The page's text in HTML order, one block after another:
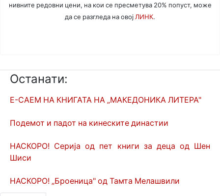
нивните редовни цени, на кои се пресметува 20% попуст, може
да се разгледа на овој ЛИНК.
Останати:
Е-САЕМ НА КНИГАТА НА „МАКЕДОНИКА ЛИТЕРА"
Подемот и падот на кинеските династии
НАСКОРО! Серија од пет книги за деца од Шен
Шиси
НАСКОРО! „Броеница" oд Тамта Мелашвили